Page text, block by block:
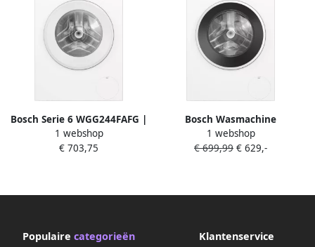
Bosch Serie 6 WGG244FAFG |
Wasmachines |
Huishouden&Woning
1 webshop
€ 703,75
Bosch Wasmachine
WGG244ZLFG | Wasmachines
| Huishouden&Woning
1 webshop
€ 699,99 € 629,-
Populaire categorieën Klantenservice